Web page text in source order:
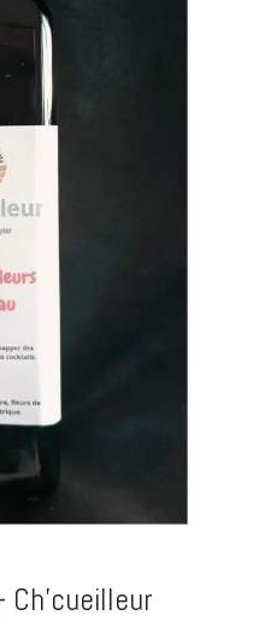
Ch'cueilleur